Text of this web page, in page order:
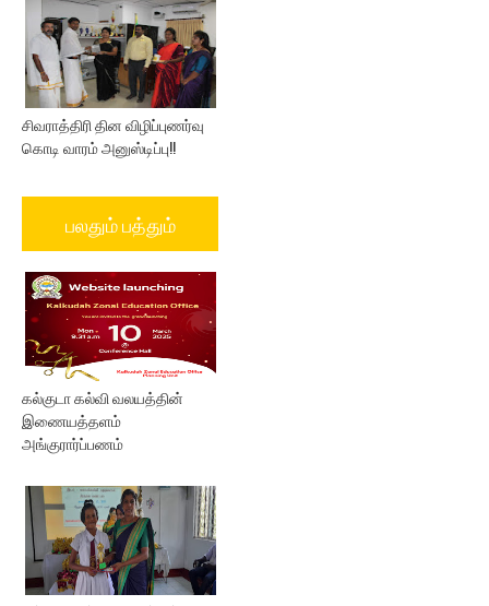
சிவராத்திரி தின விழிப்புணர்வு
கொடி வாரம் அனுஸ்டிப்பு!!
பலதும் பத்தும்
கல்குடா கல்வி வலயத்தின்
இணையத்தளம்
அங்குரார்ப்பணம்